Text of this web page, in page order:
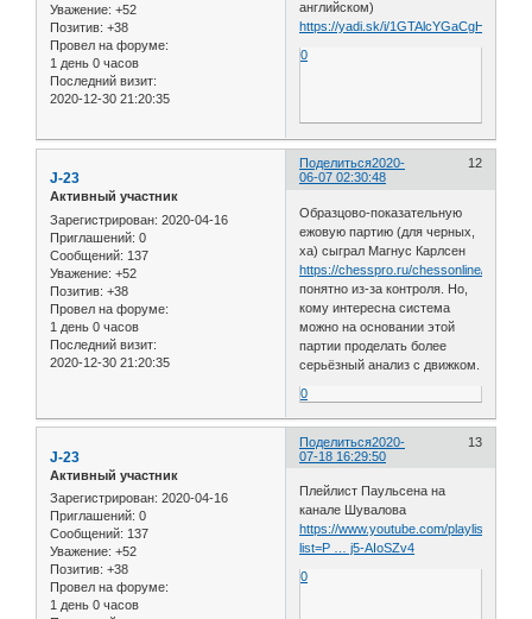
Уважение: +52
Позитив: +38
Провел на форуме:
1 день 0 часов
Последний визит:
2020-12-30 21:20:35
английском)
https://yadi.sk/i/1GTAlcYGaCgH3w
0
Поделиться 12
2020-
06-07 02:30:48
J-23
Активный участник
Зарегистрирован: 2020-04-16
Приглашений: 0
Сообщений: 137
Уважение: +52
Позитив: +38
Провел на форуме:
1 день 0 часов
Последний визит:
2020-12-30 21:20:35
Образцово-показательную
ежовую партию (для черных,
ха) сыграл Магнус Карлсен
https://chesspro.ru/chessonline/app2/
понятно из-за контроля. Но,
кому интересна система
можно на основании этой
партии проделать более
серьёзный анализ с движком.
0
Поделиться 13
2020-
07-18 16:29:50
J-23
Активный участник
Зарегистрирован: 2020-04-16
Приглашений: 0
Сообщений: 137
Уважение: +52
Позитив: +38
Провел на форуме:
1 день 0 часов
Плейлист Паульсена на
канале Шувалова
https://www.youtube.com/playlist?
list=P … j5-AIoSZv4
0